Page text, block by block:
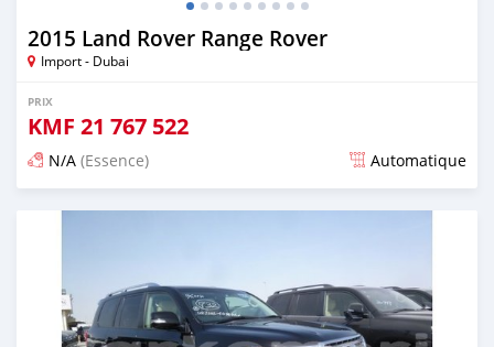
2015 Land Rover Range Rover
Import - Dubai
PRIX
KMF 21 767 522
N/A (Essence) Automatique
Publié il y a environ 7 ans